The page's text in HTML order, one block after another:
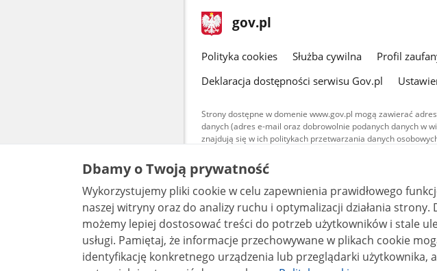
stopka
gov.pl Strona
gov.pl
gov.pl
Polityka cookies Służba cywilna Profil
Deklaracja dostępności serwisu Gov.pl
Strony dostępne w domenie www.gov.pl mogą zawierać
danych (adres e-mail oraz dobrowolnie podanych danych w
znajdują się w ich politykach przetwarzania danych
Treści tekstowe publikowane w serwisie (z
udostępniane na licencji typu Creative
warunkach 4.0 (CC BY-SA 4.0). Materiały
są udostępniane na licencji typu Creative
bez utworów zależnych 4.0 (CC BY-NC-ND
Dbamy o Twoją prywatność
Wykorzystujemy pliki cookie w celu zapewnienia prawidłowego
naszej witryny oraz do analizy ruchu i optymalizacji działania strony. Dzięki nim
możemy lepiej dostosować treści do potrzeb użytkowników i stale
usługi. Pamiętaj, że informacje przechowywane w plikach cookie mogą pozwalać na
identyfikację konkretnego urządzenia lub przeglądarki użytkownika,